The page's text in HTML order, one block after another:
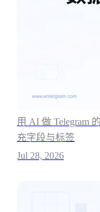
用 AI 做 Telegram
充字段与标签
Jul 28, 2026